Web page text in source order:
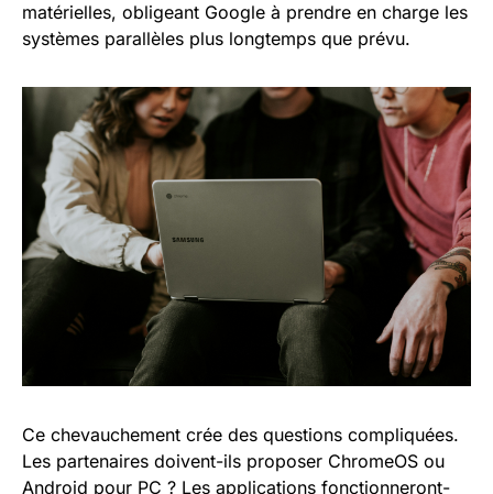
matérielles, obligeant Google à prendre en charge les
systèmes parallèles plus longtemps que prévu.
Ce chevauchement crée des questions compliquées.
Les partenaires doivent-ils proposer ChromeOS ou
Android pour PC ? Les applications fonctionneront-